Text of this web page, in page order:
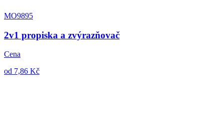
MO9895
2v1 propiska a zvýrazňovač
Cena
od 7,86 Kč